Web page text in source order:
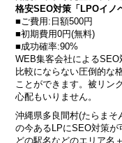
格安SEO対策「LPOイノ
■ご費用:日額500円
■初期費用0円(無料)
■成功確率:90%
WEB集客会社による
比較にならない圧倒的な
ことができます。被リン
心配もいりません。
沖縄県多良間村(たらまそ
の今あるLPにSEO対策
どの駅名などのエリア名